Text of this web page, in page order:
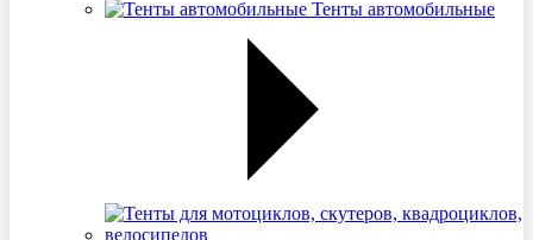
Тенты автомобильные